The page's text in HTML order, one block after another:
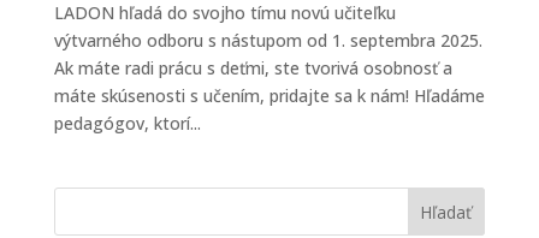
LADON hľadá do svojho tímu novú učiteľku
výtvarného odboru s nástupom od 1. septembra 2025.
Ak máte radi prácu s deťmi, ste tvorivá osobnosť a
máte skúsenosti s učením, pridajte sa k nám! Hľadáme
pedagógov, ktorí...
Hľadať